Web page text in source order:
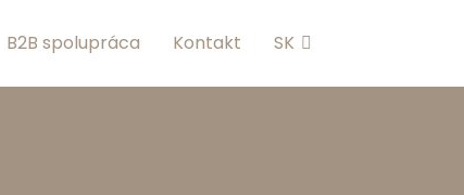
B2B spolupráca Kontakt SK